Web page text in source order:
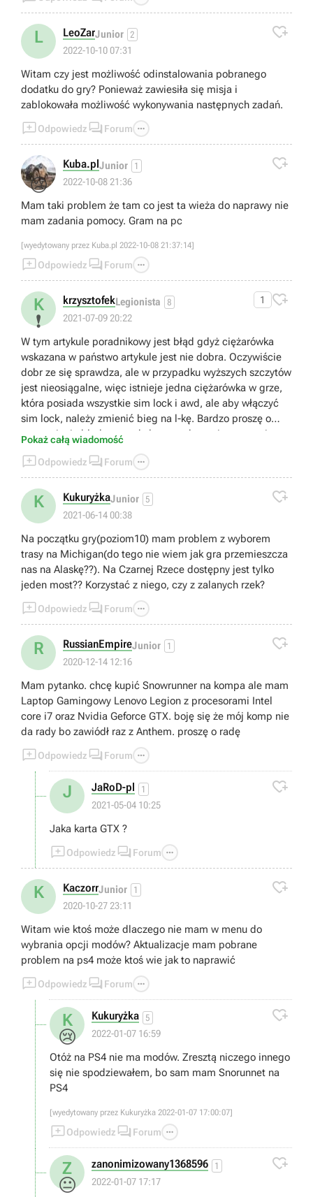
L LeoZarJunior 2
2022-10-10 07:31

Witam czy jest możliwość odinstalowania pobranego
dodatku do gry? Ponieważ zawiesiła się misja i
zablokowała możliwość wykonywania następnych zadań.
Odpowiedz  Forum 
😢
Kuba.plJunior 1
2022-10-08 21:36

Mam taki problem że tam co jest ta wieża do naprawy nie
mam zadania pomocy. Gram na pc
[wyedytowany przez Kuba.pl 2022-10-08 21:37:14]
Odpowiedz  Forum 
K
❗
krzysztofekLegionista 8
2021-07-09 20:22
1 
W tym artykule poradnikowy jest błąd gdyż ciężarówka
wskazana w państwo artykule jest nie dobra. Oczywiście
dobr ze się sprawdza, ale w przypadku wyższych szczytów
jest nieosiągalne, więc istnieje jedna ciężarówka w grze,
która posiada wszystkie sim lock i awd, ale aby włączyć
sim lock, należy zmienić bieg na l-kę. Bardzo proszę o
poprawienie błędu w artykule, a co do gry jest na razie
świetna, co do grafiki to nie mam zaśtrzeszeń.
Pokaż całą wiadomość
Odpowiedz  Forum 
K KukuryżkaJunior 5
2021-06-14 00:38

Na początku gry(poziom10) mam problem z wyborem
trasy na Michigan(do tego nie wiem jak gra przemieszcza
nas na Alaskę??). Na Czarnej Rzece dostępny jest tylko
jeden most?? Korzystać z niego, czy z zalanych rzek?
Odpowiedz  Forum 
R RussianEmpireJunior 1
2020-12-14 12:16

Mam pytanko. chcę kupić Snowrunner na kompa ale mam
Laptop Gamingowy Lenovo Legion z procesorami Intel
core i7 oraz Nvidia Geforce GTX. boję się że mój komp nie
da rady bo zawiódł raz z Anthem. proszę o radę
Odpowiedz  Forum 
J JaRoD-pl 1
2021-05-04 10:25

Jaka karta GTX ?
Odpowiedz  Forum 
K KaczorrJunior 1
2020-10-27 23:11

Witam wie ktoś może dlaczego nie mam w menu do
wybrania opcji modów? Aktualizacje mam pobrane
problem na ps4 może ktoś wie jak to naprawić
Odpowiedz  Forum 
K
😢
Kukuryżka 5
2022-01-07 16:59

Otóż na PS4 nie ma modów. Zresztą niczego innego
się nie spodziewałem, bo sam mam Snorunnet na
PS4
[wyedytowany przez Kukuryżka 2022-01-07 17:00:07]
Odpowiedz  Forum 
Z
😐
zanonimizowany1368596 1
2022-01-07 17:17
